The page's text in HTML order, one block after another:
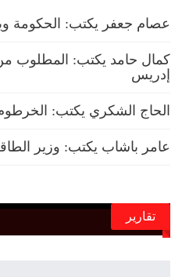
عصام جعفر يكتب: الحكومة
كمال حامد يكتب: المطلوب
إدريس
الحاج الشكري يكتب:
عامر باشاب يكتب: وزير
تقارير